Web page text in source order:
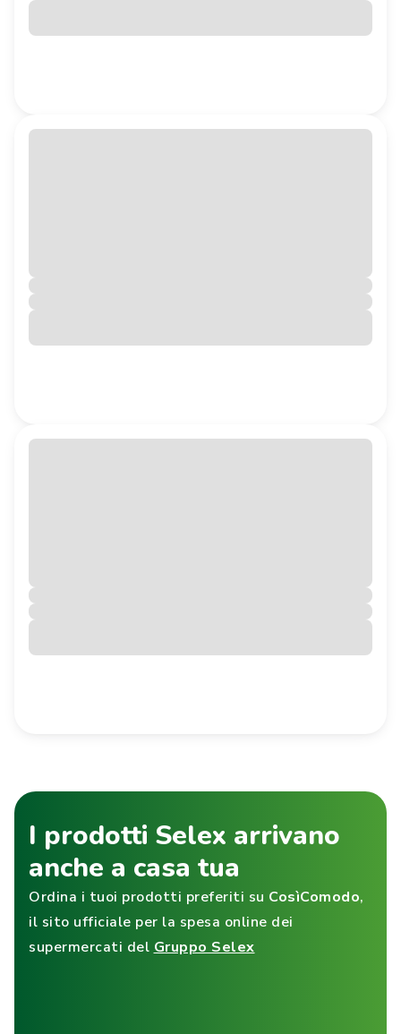
I prodotti Selex arrivano
anche a casa tua
Ordina i tuoi prodotti preferiti su CosìComodo,
il sito ufficiale per la spesa online dei
supermercati del Gruppo Selex